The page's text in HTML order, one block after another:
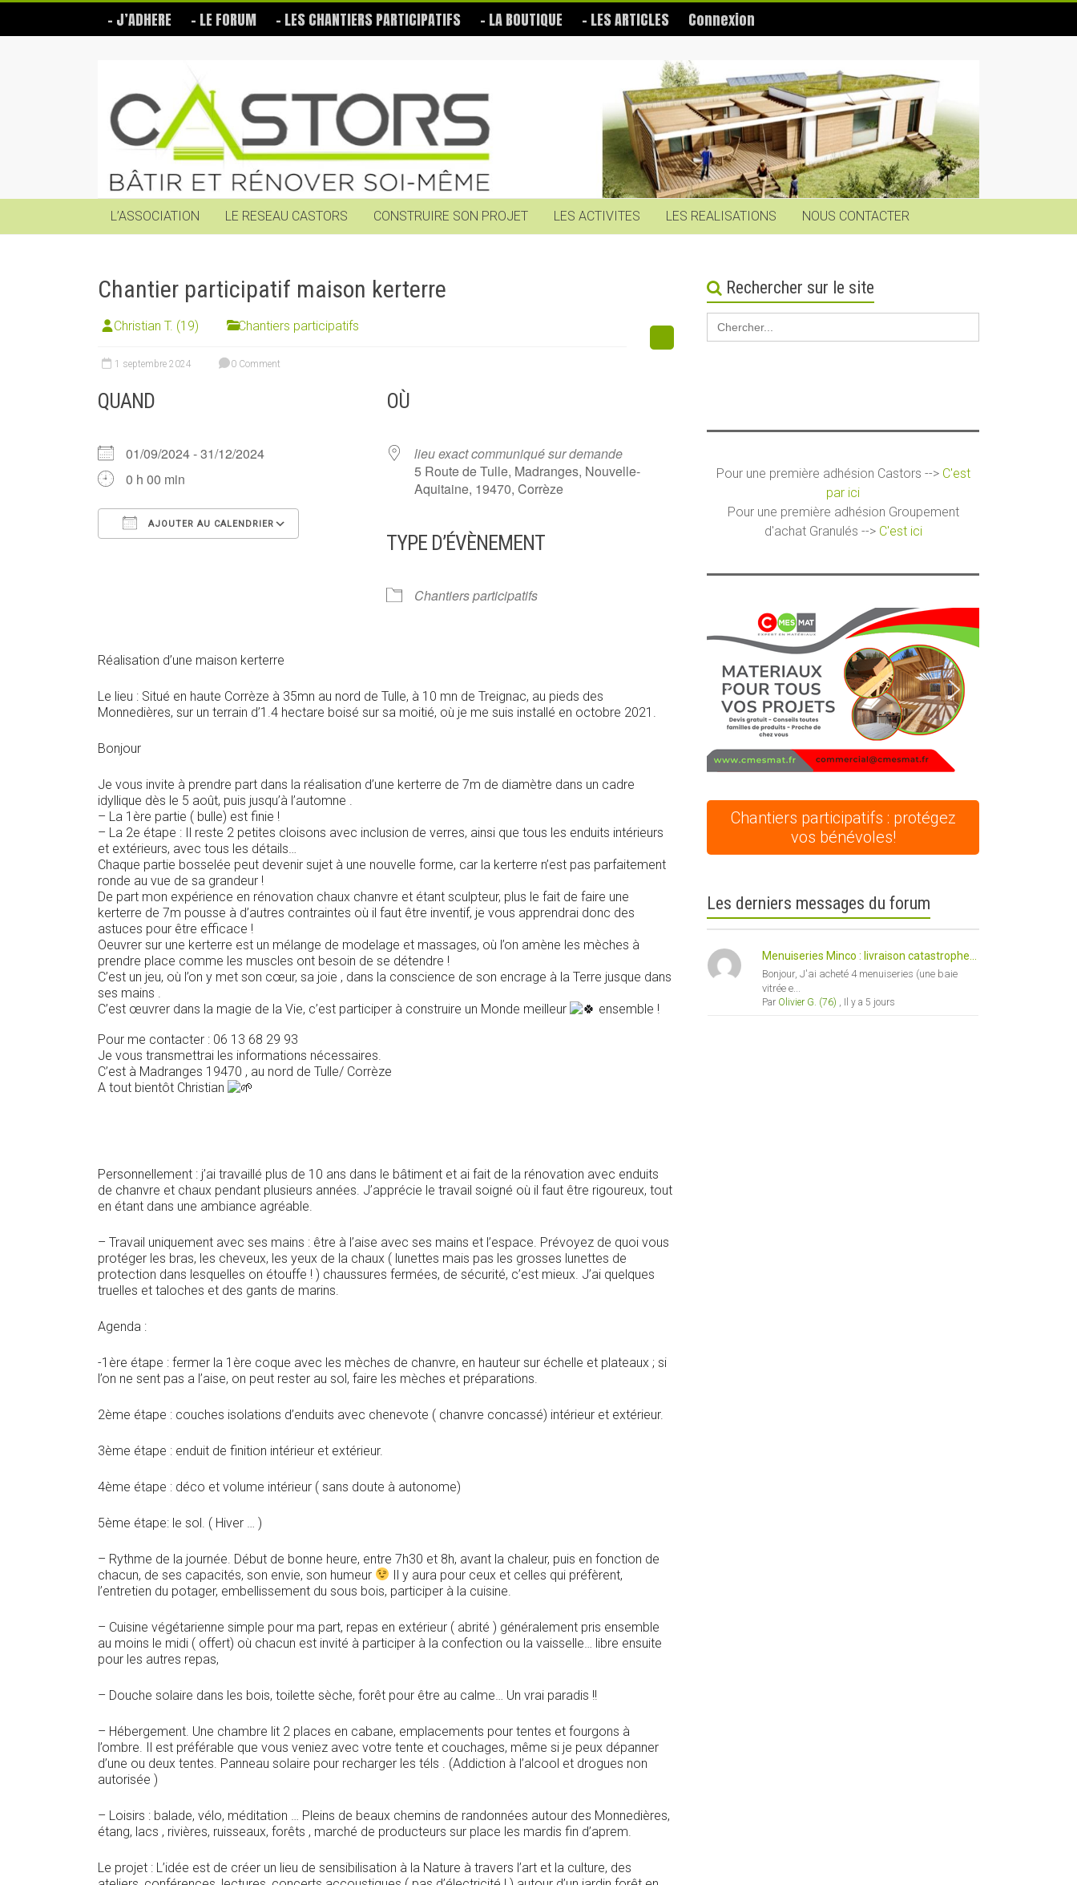
content
– J’ADHERE – LE FORUM – LES CHANTIERS PARTICIPATIFS – LA BOUTIQUE – LES ARTICLES Connexion
Castors
Bâtir
soi-
même
L’ASSOCIATION
LE RESEAU CASTORS CONSTRUIRE SON PROJET LES ACTIVITES LES REALISATIONS NOUS CONTACTER
Chantier participatif maison kerterre
Christian T. (19) Chantiers participatifs
1 septembre 2024 0 Comment
QUAND
01/09/2024 - 31/12/2024
0 h 00 min
AJOUTER AU CALENDRIER
Calendrier Google iCalendar
OÙ
lieu exact communiqué sur demande
5 Route de Tulle, Madranges, Nouvelle-
Aquitaine, 19470, Corrèze
TYPE D’ÉVÈNEMENT
Chantiers participatifs
Réalisation d’une maison kerterre
Le lieu : Situé en haute Corrèze à 35mn au nord de Tulle, à 10 mn de Treignac, au pieds des
Monnedières, sur un terrain d’1.4 hectare boisé sur sa moitié, où je me suis installé en octobre 2021.
Bonjour
Je vous invite à prendre part dans la réalisation d’une kerterre de 7m de diamètre dans un cadre
idyllique dès le 5 août, puis jusqu’à l’automne .
– La 1ère partie ( bulle) est finie !
– La 2e étape : Il reste 2 petites cloisons avec inclusion de verres, ainsi que tous les enduits intérieurs
et extérieurs, avec tous les détails…
Chaque partie bosselée peut devenir sujet à une nouvelle forme, car la kerterre n’est pas parfaitement
ronde au vue de sa grandeur !
De part mon expérience en rénovation chaux chanvre et étant sculpteur, plus le fait de faire une
kerterre de 7m pousse à d’autres contraintes où il faut être inventif, je vous apprendrai donc des
astuces pour être efficace !
Oeuvrer sur une kerterre est un mélange de modelage et massages, où l’on amène les mèches à
prendre place comme les muscles ont besoin de se détendre !
C’est un jeu, où l’on y met son cœur, sa joie , dans la conscience de son encrage à la Terre jusque dans
ses mains .
C’est œuvrer dans la magie de la Vie, c’est participer à construire un Monde meilleur
ensemble !
Pour me contacter : 06 13 68 29 93
Je vous transmettrai les informations nécessaires.
C’est à Madranges 19470 , au nord de Tulle/ Corrèze
A tout bientôt Christian
Personnellement : j’ai travaillé plus de 10 ans dans le bâtiment et ai fait de la rénovation avec enduits
de chanvre et chaux pendant plusieurs années. J’apprécie le travail soigné où il faut être rigoureux, tout
en étant dans une ambiance agréable.
– Travail uniquement avec ses mains : être à l’aise avec ses mains et l’espace. Prévoyez de quoi vous
protéger les bras, les cheveux, les yeux de la chaux ( lunettes mais pas les grosses lunettes de
protection dans lesquelles on étouffe ! ) chaussures fermées, de sécurité, c’est mieux. J’ai quelques
truelles et taloches et des gants de marins.
Agenda :
-1ère étape : fermer la 1ère coque avec les mèches de chanvre, en hauteur sur échelle et plateaux ; si
l’on ne sent pas a l’aise, on peut rester au sol, faire les mèches et préparations.
2ème étape : couches isolations d’enduits avec chenevote ( chanvre concassé) intérieur et extérieur.
3ème étape : enduit de finition intérieur et extérieur.
4ème étape : déco et volume intérieur ( sans doute à autonome)
5ème étape: le sol. ( Hiver … )
– Rythme de la journée. Début de bonne heure, entre 7h30 et 8h, avant la chaleur, puis en fonction de
chacun, de ses capacités, son envie, son humeur
Il y aura pour ceux et celles qui préfèrent,
l’entretien du potager, embellissement du sous bois, participer à la cuisine.
– Cuisine végétarienne simple pour ma part, repas en extérieur ( abrité ) généralement pris ensemble
au moins le midi ( offert) où chacun est invité à participer à la confection ou la vaisselle… libre ensuite
pour les autres repas,
– Douche solaire dans les bois, toilette sèche, forêt pour être au calme… Un vrai paradis !!
– Hébergement. Une chambre lit 2 places en cabane, emplacements pour tentes et fourgons à
l’ombre. Il est préférable que vous veniez avec votre tente et couchages, même si je peux dépanner
d’une ou deux tentes. Panneau solaire pour recharger les téls . (Addiction à l’alcool et drogues non
autorisée )
– Loisirs : balade, vélo, méditation … Pleins de beaux chemins de randonnées autour des Monnedières,
étang, lacs , rivières, ruisseaux, forêts , marché de producteurs sur place les mardis fin d’aprem.
Le projet : L’idée est de créer un lieu de sensibilisation à la Nature à travers l’art et la culture, des
Rechercher sur le site
Search
for:
Pour une première adhésion Castors --> C'est
par ici
Pour une première adhésion Groupement
d'achat Granulés --> C'est ici
Chantiers participatifs : protégez
vos bénévoles!
Les derniers messages du forum
Menuiseries Minco : livraison catastrophe...
Bonjour, J'ai acheté 4 menuiseries (une baie
vitrée e...
Par Olivier G. (76) Il y a 5 jours